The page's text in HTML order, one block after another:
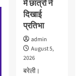
में छात्रों ने
दिखाई
प्रतिभा
admin
August 5,
2026
बरेली।